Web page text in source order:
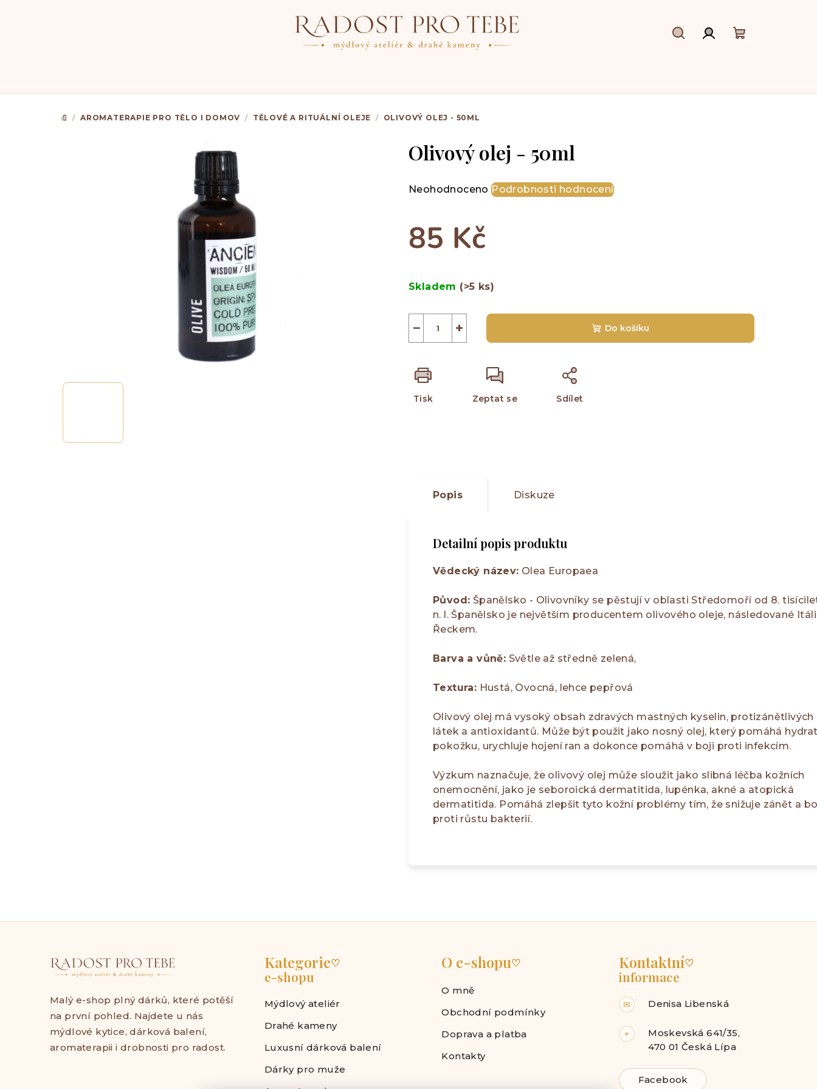
DOMŮ
/ AROMATERAPIE PRO TĚLO I DOMOV / TĚLOVÉ A RITUÁLNÍ OLEJE / OLIVOVÝ OLEJ - 50ML
Olivový olej - 50ml
Průměrné
je
0,0
hvězdiček.
Neohodnoceno Podrobnosti hodnocení
85 Kč
cena:
Skladem (>5 ks)
+
− Do košíku
Tisk Zeptat se Sdílet
Popis Diskuze
Detailní popis produktu
Vědecký název: Olea Europaea
Původ: Španělsko - Olivovníky se pěstují v oblasti Středomoří od 8.
n. l. Španělsko je největším producentem olivového oleje, následované
Řeckem.
Barva a vůně: Světle až středně zelená,
Textura: Hustá, Ovocná, lehce pepřová
Olivový olej má vysoký obsah zdravých mastných kyselin, protizánětlivých
látek a antioxidantů. Může být použit jako nosný olej, který pomáhá
pokožku, urychluje hojení ran a dokonce pomáhá v boji proti infekcím.
Výzkum naznačuje, že olivový olej může sloužit jako slibná léčba kožních
onemocnění, jako je seboroická dermatitida, lupénka, akné a atopická
dermatitida. Pomáhá zlepšit tyto kožní problémy tím, že snižuje zánět a
proti růstu bakterií.
Malý e-shop plný dárků, které potěší
na první pohled. Najdete u nás
mýdlové kytice, dárková balení,
aromaterapii i drobnosti pro radost.
Kategorie♡
e-shopu
Mýdlový ateliér
Drahé kameny
Luxusní dárková balení
Dárky pro muže
O e-shopu♡
O mně
Obchodní podmínky
Doprava a platba
Kontakty
Kontaktní♡
informace
✉ Denisa Libenská
⌖
Moskevská 641/35,
470 01 Česká Lípa
Facebook